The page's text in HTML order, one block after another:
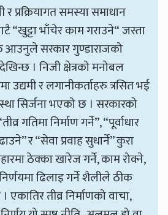
प्रक्रियागत समस्या समाधान
“खुट्टा भाँचेर काम गराउने“ जस्ता
आउनुले सरकार गुण्डाराजको
। निजी क्षेत्रको मनोबल
उद्यमी र लगानीकर्ताहरु त्रसित भई
सिर्जना भएको छ । सरकारको
गतिमा निर्माण गर्ने”, “पूर्वाधार
र “सेवा प्रवाह सुधार्ने” कुरा
ठेक्का खारेज गर्ने, काम रोक्ने,
निर्णयमा ढिलाइ गर्ने शैलीले ठीक
तीव्र निर्माणको वाचा,